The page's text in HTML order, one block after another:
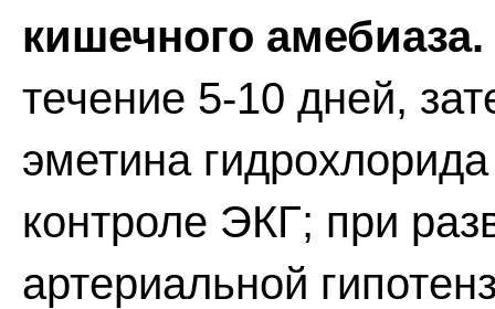
кишечного амебиаза.
течение 5-10 дней,
эметина
контроле ЭКГ; при
артериальной